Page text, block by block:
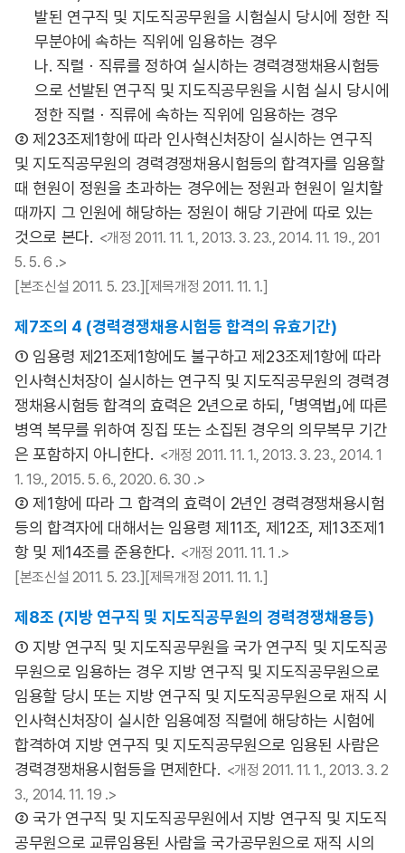
발된 연구직 및 지도직공무원을 시험실시 당시에 정한 직
무분야에 속하는 직위에 임용하는 경우
나. 직렬ㆍ직류를 정하여 실시하는 경력경쟁채용시험등
으로 선발된 연구직 및 지도직공무원을 시험 실시 당시에
정한 직렬ㆍ직류에 속하는 직위에 임용하는 경우
② 제23조제1항에 따라 인사혁신처장이 실시하는 연구직
및 지도직공무원의 경력경쟁채용시험등의 합격자를 임용할
때 현원이 정원을 초과하는 경우에는 정원과 현원이 일치할
때까지 그 인원에 해당하는 정원이 해당 기관에 따로 있는
것으로 본다. <개정 2011. 11. 1., 2013. 3. 23., 2014. 11. 19., 201
5. 5. 6 .>
[본조신설 2011. 5. 23.][제목개정 2011. 11. 1.]
제7조의 4 (경력경쟁채용시험등 합격의 유효기간)
① 임용령 제21조제1항에도 불구하고 제23조제1항에 따라
인사혁신처장이 실시하는 연구직 및 지도직공무원의 경력경
쟁채용시험등 합격의 효력은 2년으로 하되, 「병역법」에 따른
병역 복무를 위하여 징집 또는 소집된 경우의 의무복무 기간
은 포함하지 아니한다. <개정 2011. 11. 1., 2013. 3. 23., 2014. 1
1. 19., 2015. 5. 6., 2020. 6. 30 .>
② 제1항에 따라 그 합격의 효력이 2년인 경력경쟁채용시험
등의 합격자에 대해서는 임용령 제11조, 제12조, 제13조제1
항 및 제14조를 준용한다. <개정 2011. 11. 1 .>
[본조신설 2011. 5. 23.][제목개정 2011. 11. 1.]
제8조 (지방 연구직 및 지도직공무원의 경력경쟁채용등)
① 지방 연구직 및 지도직공무원을 국가 연구직 및 지도직공
무원으로 임용하는 경우 지방 연구직 및 지도직공무원으로
임용할 당시 또는 지방 연구직 및 지도직공무원으로 재직 시
인사혁신처장이 실시한 임용예정 직렬에 해당하는 시험에
합격하여 지방 연구직 및 지도직공무원으로 임용된 사람은
경력경쟁채용시험등을 면제한다. <개정 2011. 11. 1., 2013. 3. 2
3., 2014. 11. 19 .>
② 국가 연구직 및 지도직공무원에서 지방 연구직 및 지도직
공무원으로 교류임용된 사람을 국가공무원으로 재직 시의